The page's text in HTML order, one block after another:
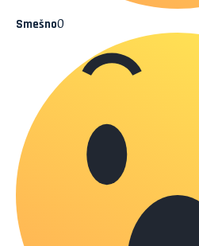
Smešno0